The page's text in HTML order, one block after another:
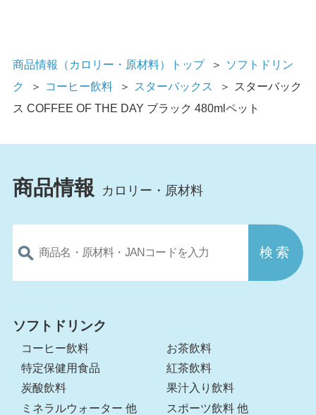
商品情報（カロリー・原材料）トップ ＞
ソフトドリン
ク
＞ コーヒー飲料 ＞ スターバックス ＞
スターバック
ス COFFEE OF THE DAY ブラック 480mlペット
商品情報 カロリー・原材料
ソフトドリンク
コーヒー飲料
お茶飲料
特定保健用食品
紅茶飲料
炭酸飲料
果汁入り飲料
ミネラルウォーター 他
スポーツ飲料 他